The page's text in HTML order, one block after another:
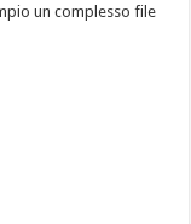
un complesso file